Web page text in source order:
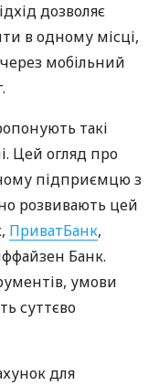
дозволяє
в одному місці,
мобільний
такі
Цей огляд про
підприємцю з
розвивають цей
ПриватБанк,
Банк.
умови
суттєво
для